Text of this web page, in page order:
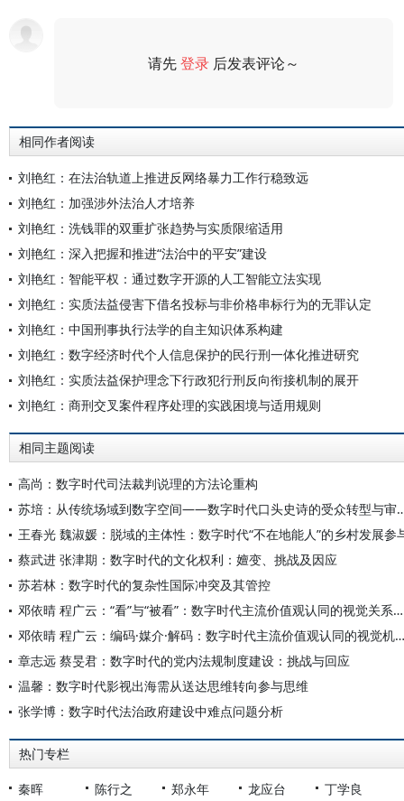
请先登录 后发表评论～
相同作者阅读
刘艳红：在法治轨道上推进反网络暴力工作行稳致远
刘艳红：加强涉外法治人才培养
刘艳红：洗钱罪的双重扩张趋势与实质限缩适用
刘艳红：深入把握和推进“法治中的平安”建设
刘艳红：智能平权：通过数字开源的人工智能立法实现
刘艳红：实质法益侵害下借名投标与非价格串标行为的无罪认定
刘艳红：中国刑事执行法学的自主知识体系构建
刘艳红：数字经济时代个人信息保护的民行刑一体化推进研究
刘艳红：实质法益保护理念下行政犯行刑反向衔接机制的展开
刘艳红：商刑交叉案件程序处理的实践困境与适用规则
相同主题阅读
高尚：数字时代司法裁判说理的方法论重构
苏培：从传统场域到数字空间
王春光 魏淑媛：脱域的主体性：数字时代“不在地能人”的乡村发展参
蔡武进 张津期：数字时代的文化权利：嬗变、挑战及因应
苏若林：数字时代的复杂性国际冲突及其管控
邓依晴 程广云：“看”与“被看”：数字时代主流价值观认同的视觉关系互构及其实践
邓依晴 程广云：编码·媒介·解码：数字时代主流价值观认同的视觉机制研究
章志远 蔡旻君：数字时代的党内法规制度建设：挑战与回应
温馨：数字时代影视出海需从送达思维转向参与思维
张学博：数字时代法治政府建设中难点问题分析
热门专栏
秦晖 陈行之 郑永年 龙应台 丁学良